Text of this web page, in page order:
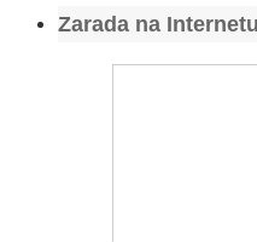
Zarada na